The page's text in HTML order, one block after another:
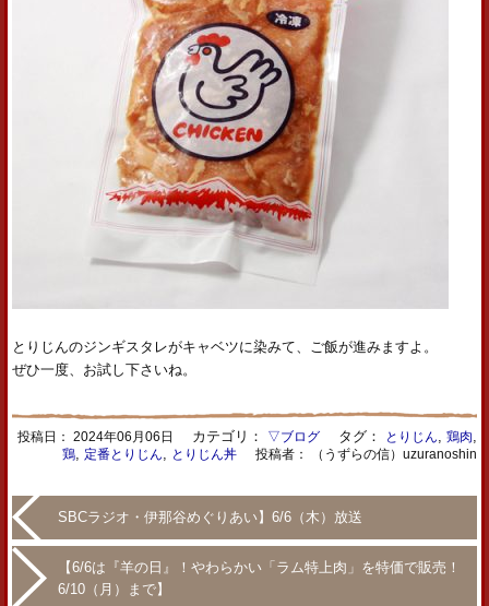
とりじんのジンギスタレがキャベツに染みて、ご飯が進みますよ。
ぜひ一度、お試し下さいね。
投稿日： 2024年06月06日 カテゴリ： ▽ブログタグ： とりじん 鶏肉
鶏, 定番とりじん とりじん丼 投稿者： （うずらの信）uzuranoshin
SBCラジオ・伊那谷めぐりあい】6/6（木）放送
【6/6は『羊の日』！やわらかい「ラム特上肉」を特価で販売！
6/10（月）まで】